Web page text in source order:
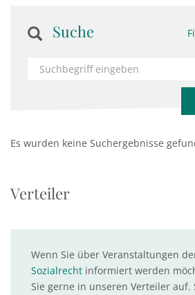
Suche
Es wurden keine Suchergebnisse
Verteiler
Wenn Sie über Veranstaltungen
Sozialrecht informiert werden
Sie gerne in unseren Verteiler auf.